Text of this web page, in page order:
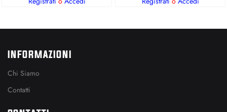
INFORMAZIONI
Chi Siamo
Contatti